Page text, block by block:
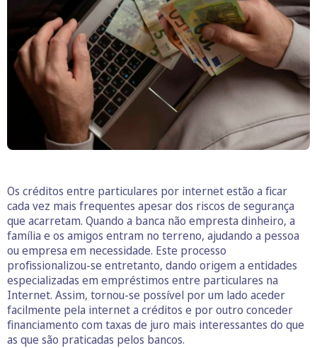
Os créditos entre particulares por internet estão a ficar
cada vez mais frequentes apesar dos riscos de segurança
que acarretam. Quando a banca não empresta dinheiro, a
família e os amigos entram no terreno, ajudando a pessoa
ou empresa em necessidade. Este processo
profissionalizou-se entretanto, dando origem a entidades
especializadas em empréstimos entre particulares na
Internet. Assim, tornou-se possível por um lado aceder
facilmente pela internet a créditos e por outro conceder
financiamento com taxas de juro mais interessantes do que
as que são praticadas pelos bancos.